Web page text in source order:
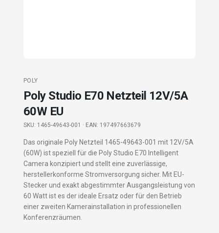
POLY
Poly Studio E70 Netzteil 12V/5A
60W EU
SKU: 1465-49643-001 · EAN: 197497663679
Das originale Poly Netzteil 1465-49643-001 mit 12V/5A
(60W) ist speziell für die Poly Studio E70 Intelligent
Camera konzipiert und stellt eine zuverlässige,
herstellerkonforme Stromversorgung sicher. Mit EU-
Stecker und exakt abgestimmter Ausgangsleistung von
60 Watt ist es der ideale Ersatz oder für den Betrieb
einer zweiten Kamerainstallation in professionellen
Konferenzräumen.